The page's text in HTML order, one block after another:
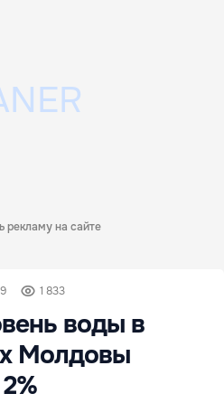
рекламу на сайте
1 833
воды в
Молдовы